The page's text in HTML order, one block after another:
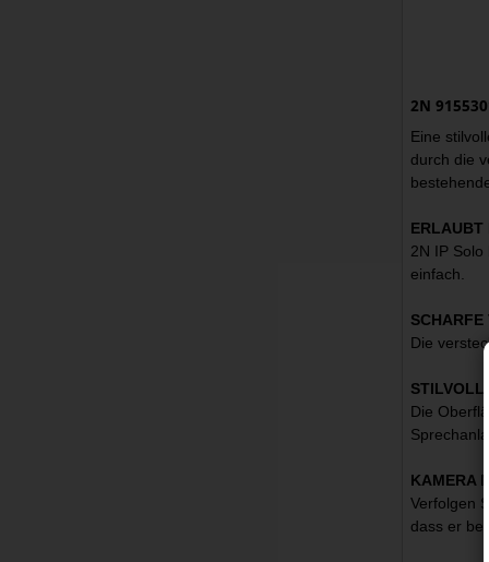
2N
Eine
durch die
ERLAUBT
2N IP
einfach.
SCHARFE
Die
STILVOLL
Die
KAMERA
Verfolgen
dass er